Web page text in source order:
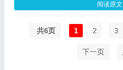
的本质是分析资金的流入流出，
外，政策也会对股市产生影响，
阅读原文
共6页 1 2 3
下一页